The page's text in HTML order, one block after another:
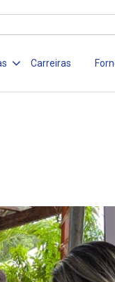
Carreiras